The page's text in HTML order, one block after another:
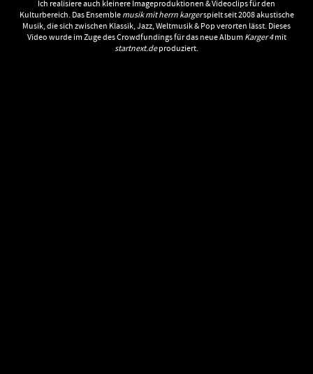
Ich realisiere auch kleinere Imageproduktionen & Videoclips für den
Kulturbereich. Das Ensemblemusik mit herrn kargerspielt seit 2008 akustische
Musik, die sich zwischen Klassik, Jazz, Weltmusik & Pop verorten lässt. Dieses
Video wurde im Zuge des Crowdfundings für das neue Album Karger 4mit
startnext.deproduziert.